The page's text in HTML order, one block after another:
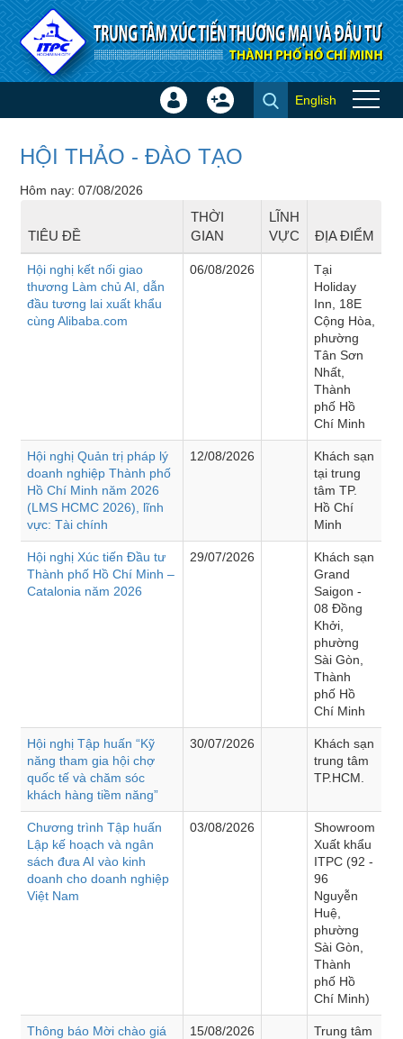
Truy cập nội dung luôn
Sự kiện
Đăng
Tạo
English
HỘI THẢO - ĐÀO TẠO
Hôm nay: 07/08/2026
TIÊU ĐỀ
THỜI
GIAN
LĨNH
VỰC
ĐỊA ĐIỂM
Hội nghị kết nối giao
thương Làm chủ AI, dẫn
đầu tương lai xuất khẩu
cùng Alibaba.com
06/08/2026
Tại
Holiday
Inn, 18E
Cộng Hòa,
phường
Tân Sơn
Nhất,
Thành
phố Hồ
Chí Minh
Hội nghị Quản trị pháp lý
doanh nghiệp Thành phố
Hồ Chí Minh năm 2026
(LMS HCMC 2026), lĩnh
vực: Tài chính
12/08/2026
Khách sạn
tại trung
tâm TP.
Hồ Chí
Minh
Hội nghị Xúc tiến Đầu tư
Thành phố Hồ Chí Minh –
Catalonia năm 2026
29/07/2026
Khách sạn
Grand
Saigon -
08 Đồng
Khởi,
phường
Sài Gòn,
Thành
phố Hồ
Chí Minh
Hội nghị Tập huấn “Kỹ
năng tham gia hội chợ
quốc tế và chăm sóc
khách hàng tiềm năng”
30/07/2026
Khách sạn
trung tâm
TP.HCM.
Chương trình Tập huấn
Lập kế hoạch và ngân
sách đưa AI vào kinh
doanh cho doanh nghiệp
Việt Nam
03/08/2026
Showroom
Xuất khẩu
ITPC (92 -
96
Nguyễn
Huệ,
phường
Sài Gòn,
Thành
phố Hồ
Chí Minh)
Thông báo Mời chào giá
15/08/2026
Trung tâm